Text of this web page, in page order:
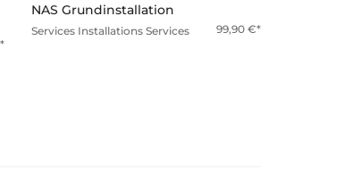
NAS Grundinstallation
Services Installations Services 99,90 €